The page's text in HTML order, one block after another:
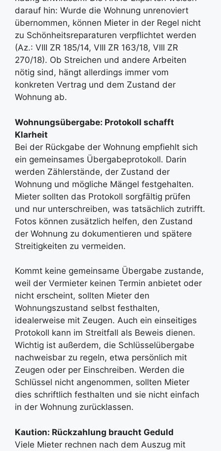
darauf hin: Wurde die Wohnung unrenoviert
übernommen, können Mieter in der Regel nicht
zu Schönheitsreparaturen verpflichtet werden
(Az.: VIII ZR 185/14, VIII ZR 163/18, VIII ZR
270/18). Ob Streichen und andere Arbeiten
nötig sind, hängt allerdings immer vom
konkreten Vertrag und dem Zustand der
Wohnung ab.
Wohnungsübergabe: Protokoll schafft
Klarheit
Bei der Rückgabe der Wohnung empfiehlt sich
ein gemeinsames Übergabeprotokoll. Darin
werden Zählerstände, der Zustand der
Wohnung und mögliche Mängel festgehalten.
Mieter sollten das Protokoll sorgfältig prüfen
und nur unterschreiben, was tatsächlich zutrifft.
Fotos können zusätzlich helfen, den Zustand
der Wohnung zu dokumentieren und spätere
Streitigkeiten zu vermeiden.
Kommt keine gemeinsame Übergabe zustande,
weil der Vermieter keinen Termin anbietet oder
nicht erscheint, sollten Mieter den
Wohnungszustand selbst festhalten,
idealerweise mit Zeugen. Auch ein einseitiges
Protokoll kann im Streitfall als Beweis dienen.
Wichtig ist außerdem, die Schlüsselübergabe
nachweisbar zu regeln, etwa persönlich mit
Zeugen oder per Einschreiben. Werden die
Schlüssel nicht angenommen, sollten Mieter
dies schriftlich festhalten und sie nicht einfach
in der Wohnung zurücklassen.
Kaution: Rückzahlung braucht Geduld
Viele Mieter rechnen nach dem Auszug mit